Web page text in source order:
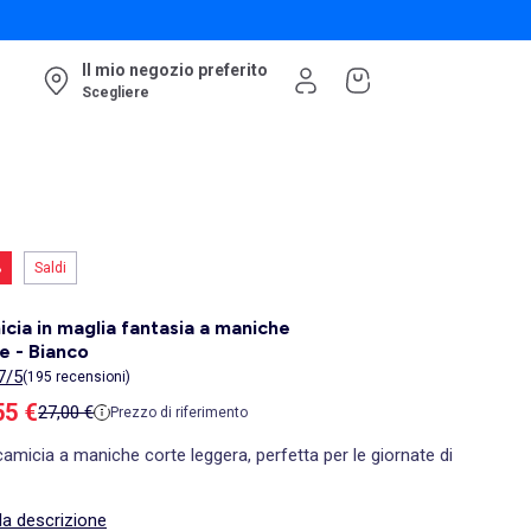
Il mio negozio preferito
Scegliere
Saldi
in maglia fantasia a maniche
- Bianco
5(195 recensioni)
di vendita
€Prezzo di riferimento
27,00 € Prezzo di riferimento
a maniche corte leggera, perfetta per le giornate di
descrizione